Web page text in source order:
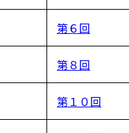
第６回
第８回
第１０回